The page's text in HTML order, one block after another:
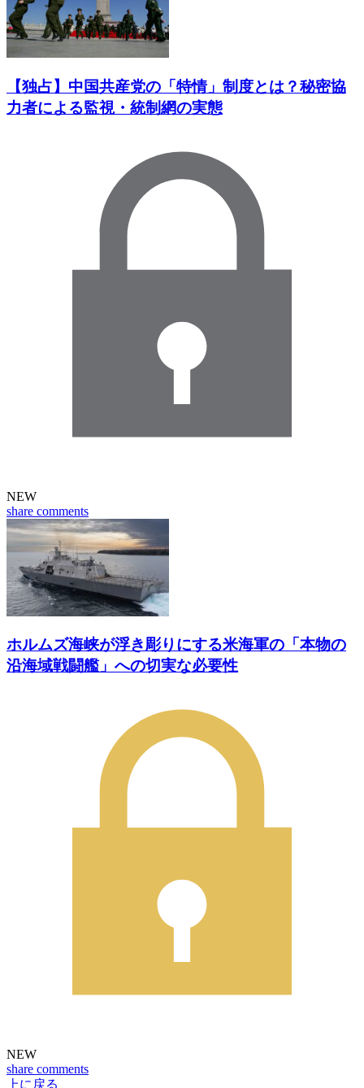
【独占】中国共産党の「特情」制度とは？秘密協
力者による監視・統制網の実態
NEW
share comments
ホルムズ海峡が浮き彫りにする米海軍の「本物の
沿海域戦闘艦」への切実な必要性
NEW
share comments
上に戻る